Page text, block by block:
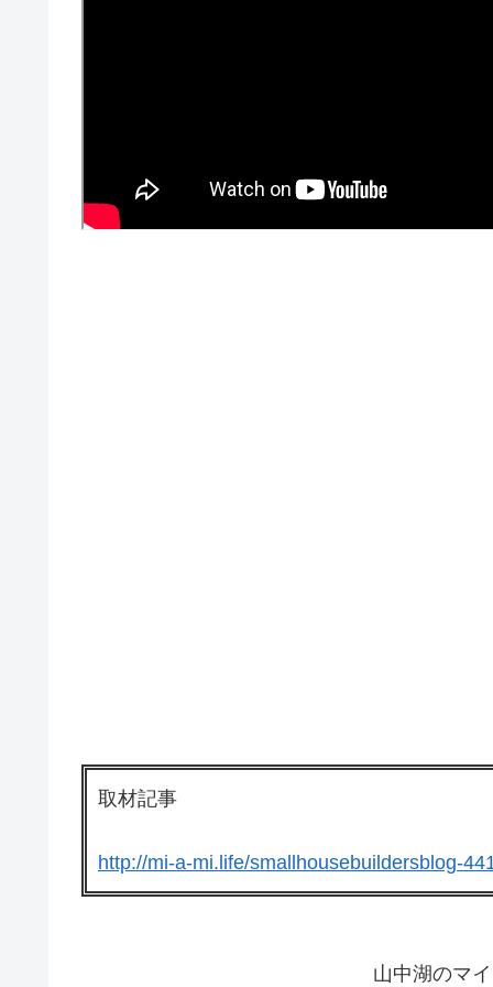
取材記事
http://mi-a-mi.life/smallhousebuildersblog-
山中湖のマ